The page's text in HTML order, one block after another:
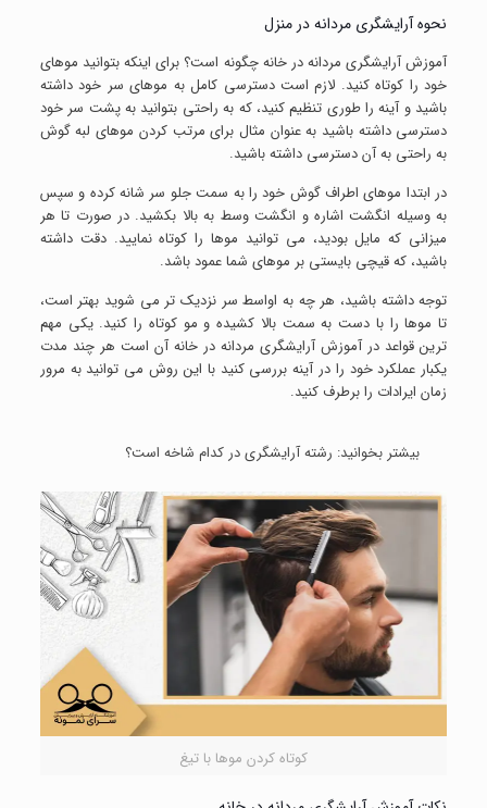
نحوه آرایشگری مردانه در منزل
آموزش آرایشگری مردانه در خانه چگونه است؟ برای اینکه بتوانید موهای
خود را کوتاه کنید. لازم است دسترسی کامل به موهای سر خود داشته
باشید و آینه را طوری تنظیم کنید، که به راحتی بتوانید به پشت سر خود
دسترسی داشته باشید به عنوان مثال برای مرتب کردن موهای لبه گوش
به راحتی به آن دسترسی داشته باشید.
در ابتدا موهای اطراف گوش خود را به سمت جلو سر شانه کرده و سپس
به وسیله انگشت اشاره و انگشت وسط به بالا بکشید. در صورت تا هر
میزانی که مایل بودید، می توانید موها را کوتاه نمایید. دقت داشته
باشید، که قیچی بایستی بر موهای شما عمود باشد.
توجه داشته باشید، هر چه به اواسط سر نزدیک تر می شوید بهتر است،
تا موها را با دست به سمت بالا کشیده و مو کوتاه را کنید. یکی مهم
ترین قواعد در آموزش آرایشگری مردانه در خانه آن است هر چند مدت
یکبار عملکرد خود را در آینه بررسی کنید با این روش می توانید به مرور
زمان ایرادات را برطرف کنید.
بیشتر بخوانید: رشته آرایشگری در کدام شاخه است؟
کوتاه کردن موها با تیغ